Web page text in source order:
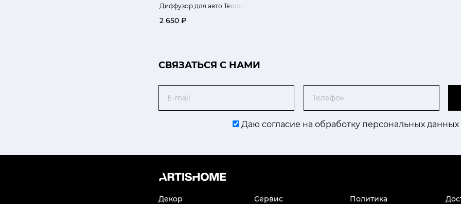
Диффузор для авто Теодоро золотой
2 650 ₽
CВЯЗАТЬСЯ С НАМИ
Даю согласие на обработку персональных данных
Декор Сервис
Политика